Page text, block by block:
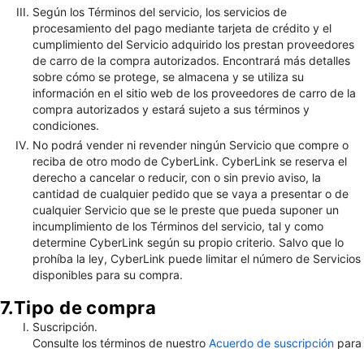
Según los Términos del servicio, los servicios de
procesamiento del pago mediante tarjeta de crédito y el
cumplimiento del Servicio adquirido los prestan proveedores
de carro de la compra autorizados. Encontrará más detalles
sobre cómo se protege, se almacena y se utiliza su
información en el sitio web de los proveedores de carro de la
compra autorizados y estará sujeto a sus términos y
condiciones.
No podrá vender ni revender ningún Servicio que compre o
reciba de otro modo de CyberLink. CyberLink se reserva el
derecho a cancelar o reducir, con o sin previo aviso, la
cantidad de cualquier pedido que se vaya a presentar o de
cualquier Servicio que se le preste que pueda suponer un
incumplimiento de los Términos del servicio, tal y como
determine CyberLink según su propio criterio. Salvo que lo
prohíba la ley, CyberLink puede limitar el número de Servicios
disponibles para su compra.
7.Tipo de compra
Suscripción.
Consulte los términos de nuestro Acuerdo de suscripción para